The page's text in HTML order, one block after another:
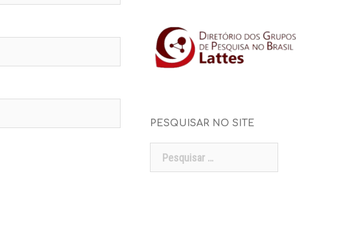
PESQUISAR NO SITE
Pesquisar